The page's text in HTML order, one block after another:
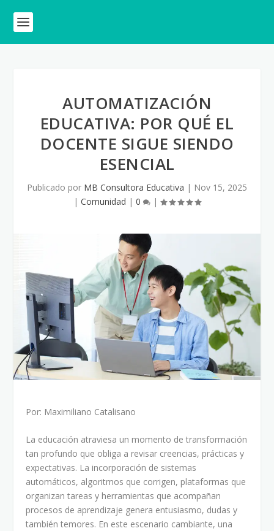
AUTOMATIZACIÓN
EDUCATIVA: POR QUÉ EL
DOCENTE SIGUE SIENDO
ESENCIAL
Publicado por MB Consultora Educativa | Nov 15, 2025
| Comunidad | 0 |
Por: Maximiliano Catalisano
La educación atraviesa un momento de transformación
tan profundo que obliga a revisar creencias, prácticas y
expectativas. La incorporación de sistemas
automáticos, algoritmos que corrigen, plataformas que
organizan tareas y herramientas que acompañan
procesos de aprendizaje genera entusiasmo, dudas y
también temores. En este escenario cambiante, una